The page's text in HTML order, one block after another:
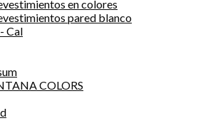
en colores
pared blanco
Cal
COLORS